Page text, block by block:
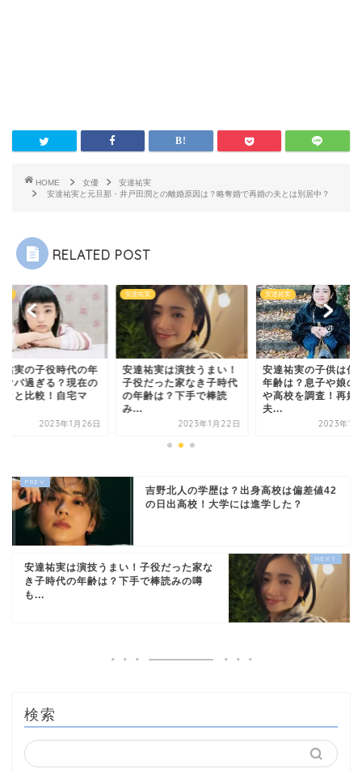
HOME 女優
安達祐実
安達祐実と元旦那・井戸田潤との離婚原因は？略奪婚で再婚の夫とは別居中？
RELATED POST
祐実の子役時代の年
ヤバ過ぎる？現在の
ラと比較！自宅マ
2023年1月26日
安達祐実
安達祐実は演技うまい！
子役だった家なき子時代
の年齢は？下手で棒読
み...
2023年1月22日
安達祐実
安達祐実の子供は何
年齢は？息子や娘の
や高校を調査！再婚
夫...
2023年1
吉野北人の学歴は？出身高校は偏差値42
の日出高校！大学には進学した？
安達祐実は演技うまい！子役だった家な
き子時代の年齢は？下手で棒読みの噂
も...
検索